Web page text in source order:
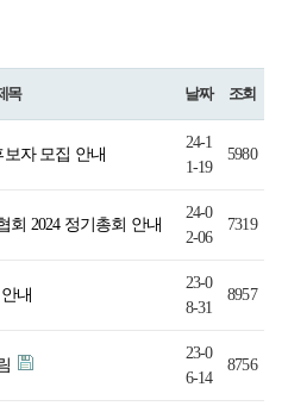
목 날짜 조회
자 모집 안내
24-1
1-19
5980
회 2024 정기총회 안내
24-0
2-06
7319
내
23-0
8-31
8957
23-0
6-14
8756